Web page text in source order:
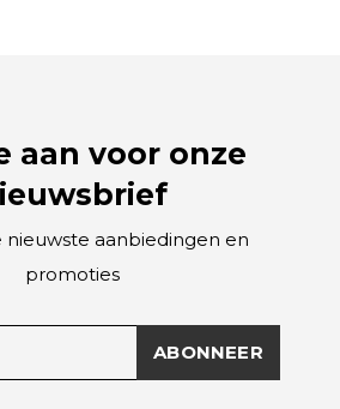
aan voor onze
nieuwste aanbiedingen en
promoties
ABONNEER